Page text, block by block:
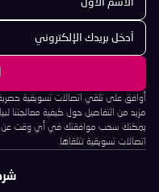
أوافق على تلقي اتصالات تسويقية
مزيد من التفاصيل حول كيفية معالجتنا
يمكنك سحب موافقتك في أي وقت عن
اتصالات تسويقية تتلقاها.